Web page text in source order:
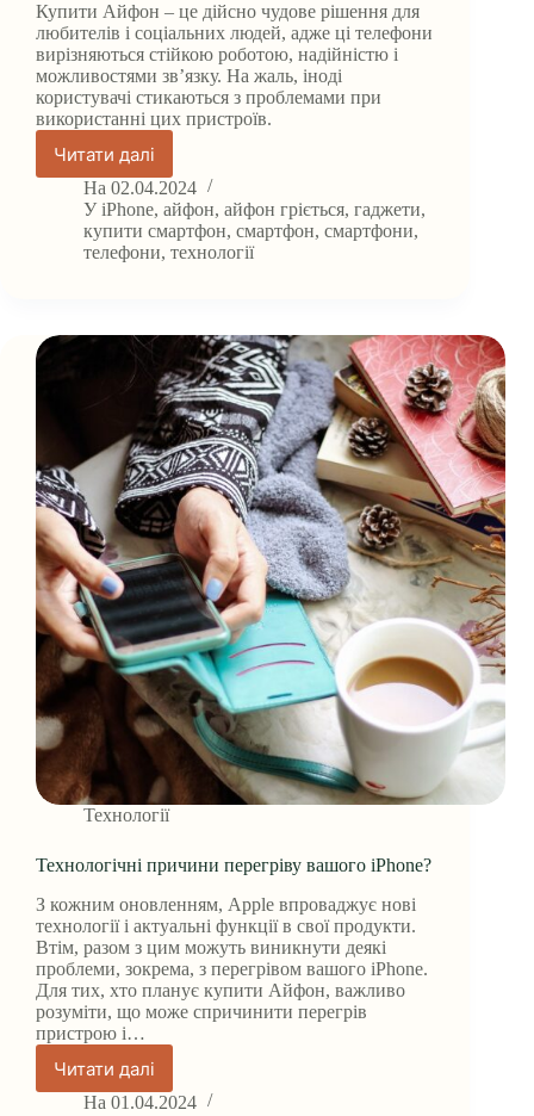
Купити Айфон – це дійсно чудове рішення для
любителів і соціальних людей, адже ці телефони
вирізняються стійкою роботою, надійністю і
можливостями зв’язку. На жаль, іноді
користувачі стикаються з проблемами при
використанні цих пристроїв.
Читати даліЗаблокований
айфон
гріється:
причини
і
На 02.04.2024
У iPhone,айфон,айфон гріється,гаджети,
купити смартфон, смартфон, смартфони,
телефони, технології
Технології
Технологічні причини перегріву вашого iPhone?
З кожним оновленням, Apple впроваджує нові
технології і актуальні функції в свої продукти.
Втім, разом з цим можуть виникнути деякі
проблеми, зокрема, з перегрівом вашого iPhone.
Для тих, хто планує купити Айфон, важливо
розуміти, що може спричинити перегрів
пристрою і…
Читати даліТехнологічні
причини
На 01.04.2024